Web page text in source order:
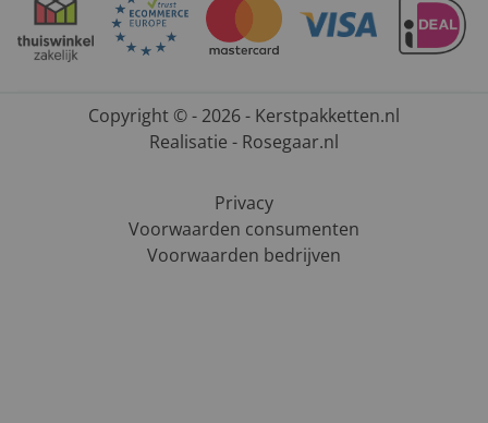
Copyright © - 2026 - Kerstpakketten.nl
Realisatie - Rosegaar.nl
Privacy
Voorwaarden consumenten
Voorwaarden bedrijven